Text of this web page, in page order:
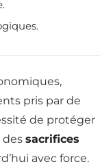
pris par de
de protéger
des sacrifices
avec force.